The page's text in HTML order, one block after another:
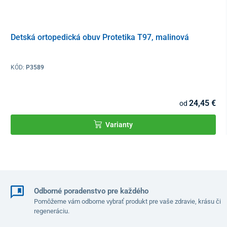
Detská ortopedická obuv Protetika T97, malinová
KÓD: P3589
od 24,45 €
Varianty
Odborné poradenstvo pre každého
Pomôžeme vám odborne vybrať produkt pre vaše zdravie, krásu či
regeneráciu.